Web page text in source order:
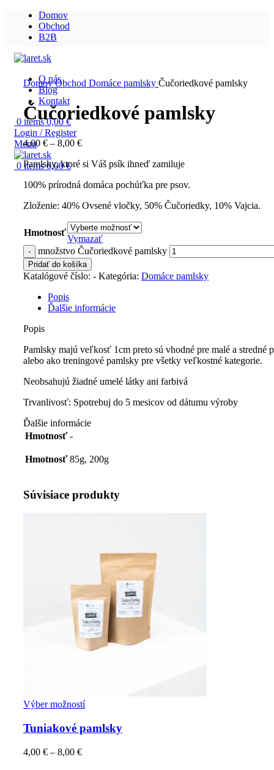
Domov
Obchod
B2B
O nás
Blog
Kontakt
0 items 0,00€
Login / Register
Menu
0items 0,00€
DomovObchod Domáce pamlsky Čučoriedkové pamlsky
Čučoriedkové pamlsky
4,00 € – 8,00 €
Pamlsky, ktoré si Váš psík ihneď zamiluje
100% prírodná domáca pochúťka pre psov.
Zloženie: 40% Ovsené vločky, 50% Čučoriedky, 10% Vajcia.
Hmotnosť
Vymazať
množstvo Čučoriedkové pamlsky
Pridať do košíka
Katalógové číslo: - Kategória: Domáce pamlsky
Popis
Ďalšie informácie
Popis
Pamlsky majú veľkosť 1cm preto sú vhodné pre malé a stredné
alebo ako treningové pamlsky pre všetky veľkostné kategorie.
Neobsahujú žiadné umelé látky ani farbivá
Trvanlivosť: Spotrebuj do 5 mesicov od dátumu výroby
Ďalšie informácie
Hmotnosť -
Hmotnosť 85g, 200g
Súvisiace produkty
Výber možností
Tuniakové pamlsky
4,00 € – 8,00 €